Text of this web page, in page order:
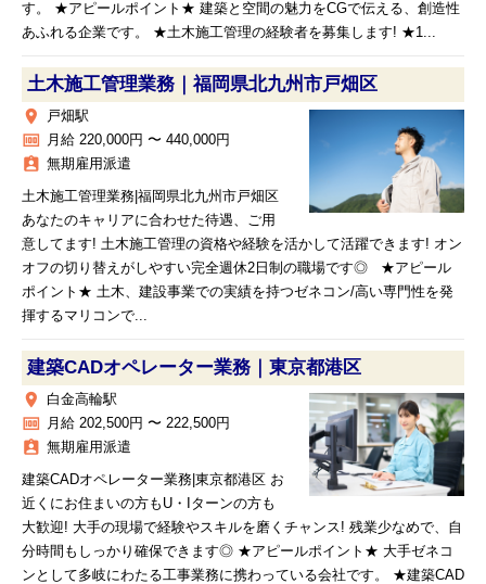
す。 ★アピールポイント★ 建築と空間の魅力をCGで伝える、創造性
あふれる企業です。 ★土木施工管理の経験者を募集します! ★1...
土木施工管理業務｜福岡県北九州市戸畑区
place 戸畑駅
money 月給 220,000円 〜 440,000円
assignment_ind 無期雇用派遣
土木施工管理業務|福岡県北九州市戸畑区
あなたのキャリアに合わせた待遇、ご用
意してます! 土木施工管理の資格や経験を活かして活躍できます! オン
オフの切り替えがしやすい完全週休2日制の職場です◎ ★アピール
ポイント★ 土木、建設事業での実績を持つゼネコン/高い専門性を発
揮するマリコンで...
建築CADオペレーター業務｜東京都港区
place 白金高輪駅
money 月給 202,500円 〜 222,500円
assignment_ind 無期雇用派遣
建築CADオペレーター業務|東京都港区 お
近くにお住まいの方もU・Iターンの方も
大歓迎! 大手の現場で経験やスキルを磨くチャンス! 残業少なめで、自
分時間もしっかり確保できます◎ ★アピールポイント★ 大手ゼネコ
ンとして多岐にわたる工事業務に携わっている会社です。 ★建築CAD